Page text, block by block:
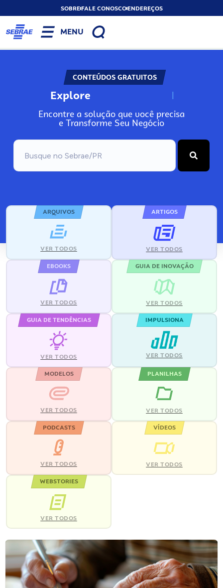
SOBREFALE CONOSCOENDEREÇOS
MENU
CONTEÚDOS GRATUITOS
Explore N
Encontre a solução que você precisa
e Transforme Seu Negócio
ARQUIVOS
VER TODOS
ARTIGOS
VER TODOS
EBOOKS
VER TODOS
GUIA DE INOVAÇÃO
VER TODOS
GUIA DE TENDÊNCIAS
VER TODOS
IMPULSIONA
VER TODOS
MODELOS
VER TODOS
PLANILHAS
VER TODOS
PODCASTS
VER TODOS
VÍDEOS
VER TODOS
WEBSTORIES
VER TODOS